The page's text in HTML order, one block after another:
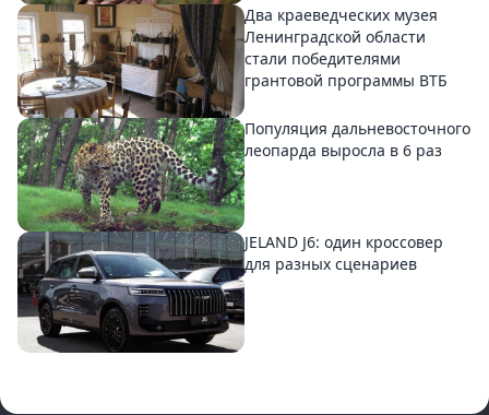
Два краеведческих музея
Ленинградской области
стали победителями
грантовой программы ВТБ
Популяция дальневосточного
леопарда выросла в 6 раз
JELAND J6: один кроссовер
для разных сценариев